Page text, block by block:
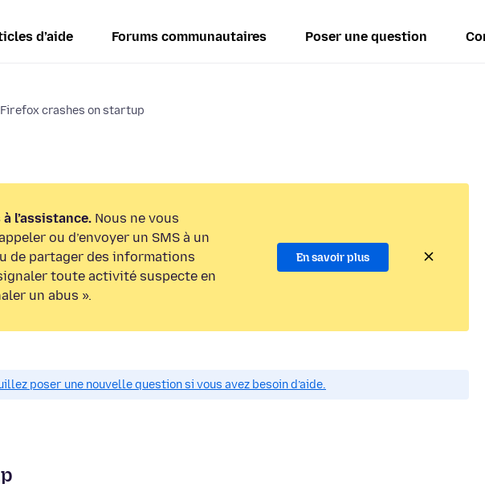
d’aide Forums communautaires Poser une question
Firefox crashes on startup
l’assistance. Nous ne vous
ou d’envoyer un SMS à un
de partager des informations
toute activité suspecte en
un abus ».
En savoir plus
poser une nouvelle question si vous avez besoin d’aide.